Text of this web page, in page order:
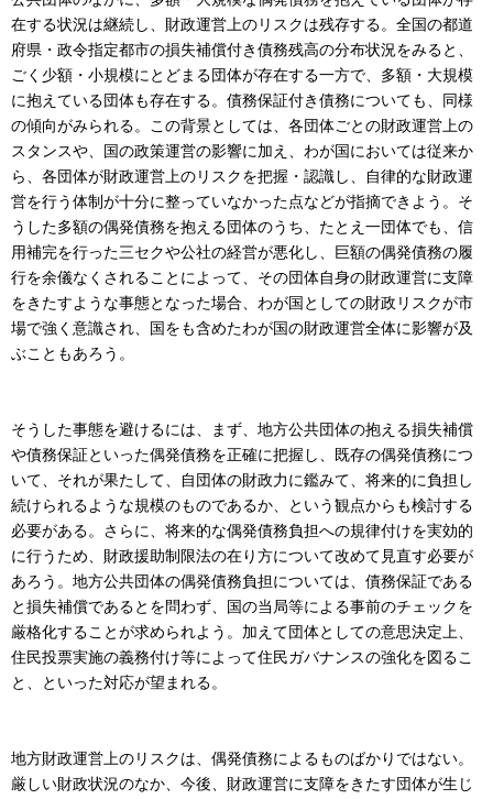
在する状況は継続し、財政運営上のリスクは残存する。全国の都道
府県・政令指定都市の損失補償付き債務残高の分布状況をみると、
ごく少額・小規模にとどまる団体が存在する一方で、多額・大規模
に抱えている団体も存在する。債務保証付き債務についても、同様
の傾向がみられる。この背景としては、各団体ごとの財政運営上の
スタンスや、国の政策運営の影響に加え、わが国においては従来か
ら、各団体が財政運営上のリスクを把握・認識し、自律的な財政運
営を行う体制が十分に整っていなかった点などが指摘できよう。そ
うした多額の偶発債務を抱える団体のうち、たとえ一団体でも、信
用補完を行った三セクや公社の経営が悪化し、巨額の偶発債務の履
行を余儀なくされることによって、その団体自身の財政運営に支障
をきたすような事態となった場合、わが国としての財政リスクが市
場で強く意識され、国をも含めたわが国の財政運営全体に影響が及
ぶこともあろう。
そうした事態を避けるには、まず、地方公共団体の抱える損失補償
や債務保証といった偶発債務を正確に把握し、既存の偶発債務につ
いて、それが果たして、自団体の財政力に鑑みて、将来的に負担し
続けられるような規模のものであるか、という観点からも検討する
必要がある。さらに、将来的な偶発債務負担への規律付けを実効的
に行うため、財政援助制限法の在り方について改めて見直す必要が
あろう。地方公共団体の偶発債務負担については、債務保証である
と損失補償であるとを問わず、国の当局等による事前のチェックを
厳格化することが求められよう。加えて団体としての意思決定上、
住民投票実施の義務付け等によって住民ガバナンスの強化を図るこ
と、といった対応が望まれる。
地方財政運営上のリスクは、偶発債務によるものばかりではない。
厳しい財政状況のなか、今後、財政運営に支障をきたす団体が生じ